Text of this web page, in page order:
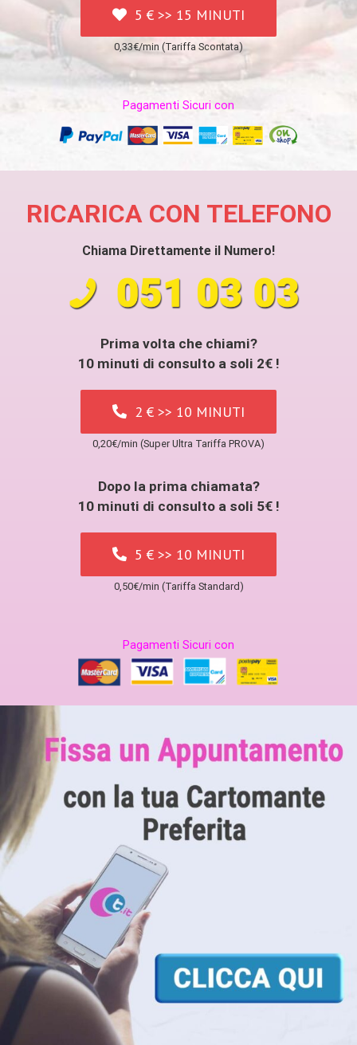
5 € >> 15 MINUTI
0,33€/min (Tariffa Scontata)
Pagamenti Sicuri con
RICARICA CON TELEFONO
Chiama Direttamente il Numero!
Prima volta che chiami?
10 minuti di consulto a soli 2€ !
2 € >> 10 MINUTI
0,20€/min (Super Ultra Tariffa PROVA)
Dopo la prima chiamata?
10 minuti di consulto a soli 5€ !
5 € >> 10 MINUTI
0,50€/min (Tariffa Standard)
Pagamenti Sicuri con